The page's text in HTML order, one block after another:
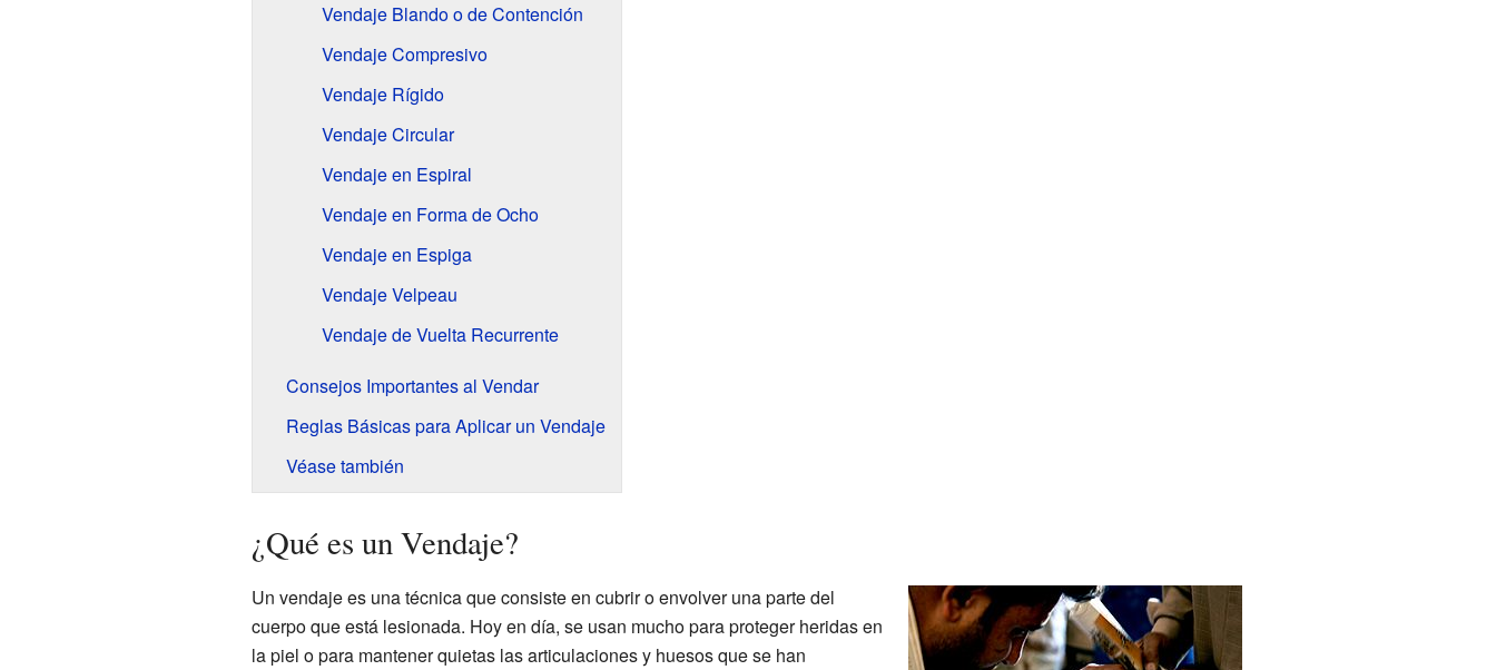
Vendaje Blando o de Contención
Vendaje Compresivo
Vendaje Rígido
Vendaje Circular
Vendaje en Espiral
Vendaje en Forma de Ocho
Vendaje en Espiga
Vendaje Velpeau
Vendaje de Vuelta Recurrente
Consejos Importantes al Vendar
Reglas Básicas para Aplicar un Vendaje
Véase también
¿Qué es un Vendaje?
Un vendaje es una técnica que consiste en cubrir o envolver una parte del
cuerpo que está lesionada. Hoy en día, se usan mucho para proteger heridas en
la piel o para mantener quietas las articulaciones y huesos que se han